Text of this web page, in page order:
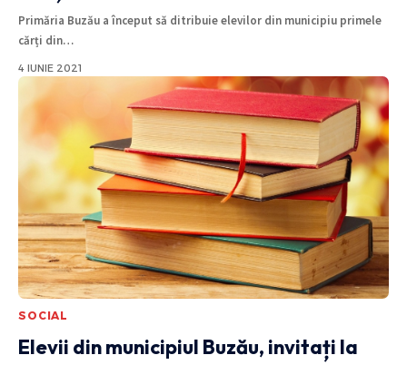
Primăria Buzău a început să ditribuie elevilor din municipiu primele
cărți din…
4 IUNIE 2021
SOCIAL
Elevii din municipiul Buzău, invitați la